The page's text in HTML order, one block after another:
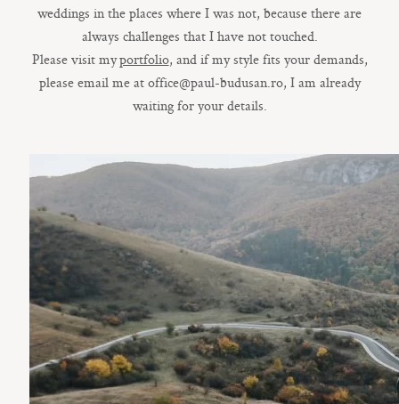
weddings in the places where I was not, because there are
always challenges that I have not touched.
Please visit myportfolio, and if my style fits your demands,
please email me at office@paul-budusan.ro, I am already
waiting for your details.